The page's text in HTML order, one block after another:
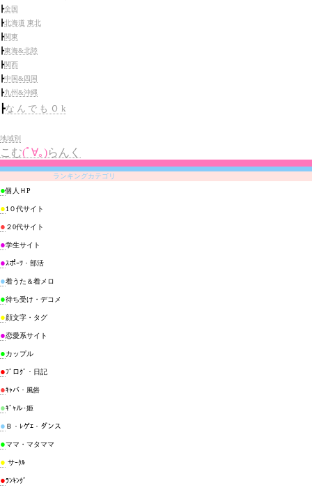
┣全国
┣北海道 東北
┣関東
┣東海&北陸
┣関西
┣中国&四国
┣九州&沖縄
┣な ん で も Ｏ k
地域別
こむ(ﾟ∀｡)らんく
ランキングカテゴリ
●個人ＨP
●1０代サイト
● ２0代サイト
●学生サイト
●ｽポｰﾂ・部活
●着うた＆着メロ
●待ち受け・デコメ
●顔文字・タグ
●恋愛系サイト
●カップル
●ﾌﾞロｸﾞ・日記
●ｷｬバ・風俗
●ｷﾞｬル･姫
● Ｂ・ﾚゲｴ・ダンス
●ママ・マタママ
● サｰｸﾙ
●ﾗﾝｷﾝｸﾞ